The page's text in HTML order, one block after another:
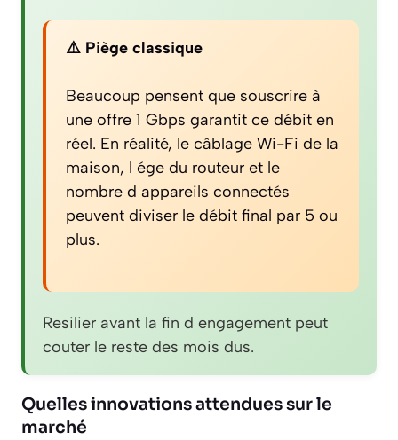
⚠️ Piège classique
Beaucoup pensent que souscrire à
une offre 1 Gbps garantit ce débit en
réel. En réalité, le câblage Wi-Fi de la
maison, l ége du routeur et le
nombre d appareils connectés
peuvent diviser le débit final par 5 ou
plus.
Resilier avant la fin d engagement peut
couter le reste des mois dus.
Quelles innovations attendues sur le
marché